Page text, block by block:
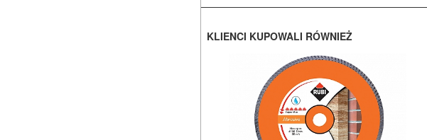
KLIENCI KUPOWALI RÓWNIEŻ